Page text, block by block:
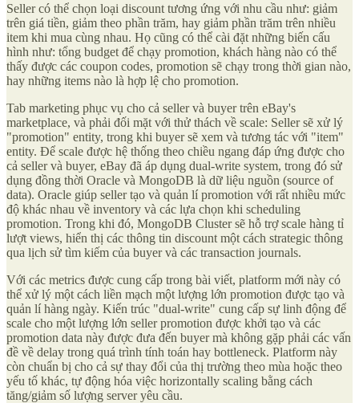
Seller có thể chọn loại discount tương ứng với nhu cầu như: giảm
trên giá tiền, giảm theo phần trăm, hay giảm phần trăm trên nhiều
item khi mua cùng nhau. Họ cũng có thể cài đặt những biến cấu
hình như: tổng budget để chạy promotion, khách hàng nào có thể
thấy được các coupon codes, promotion sẽ chạy trong thời gian nào,
hay những items nào là hợp lệ cho promotion.
Tab marketing phục vụ cho cả seller và buyer trên eBay's
marketplace, và phải đối mặt với thử thách về scale: Seller sẽ xử lý
"promotion" entity, trong khi buyer sẽ xem và tương tác với "item"
entity. Để scale được hệ thống theo chiều ngang đáp ứng được cho
cả seller và buyer, eBay đã áp dụng dual-write system, trong đó sử
dụng đồng thời Oracle và MongoDB là dữ liệu nguồn (source of
data). Oracle giúp seller tạo và quản lí promotion với rất nhiều mức
độ khác nhau về inventory và các lựa chọn khi scheduling
promotion. Trong khi đó, MongoDB Cluster sẽ hỗ trợ scale hàng tỉ
lượt views, hiển thị các thông tin discount một cách strategic thông
qua lịch sử tìm kiếm của buyer và các transaction journals.
Với các metrics được cung cấp trong bài viết, platform mới này có
thể xử lý một cách liền mạch một lượng lớn promotion được tạo và
quản lí hàng ngày. Kiến trúc "dual-write" cung cấp sự linh động để
scale cho một lượng lớn seller promotion được khởi tạo và các
promotion data này được đưa đến buyer mà không gặp phải các vấn
đề về delay trong quá trình tính toán hay bottleneck. Platform này
còn chuẩn bị cho cả sự thay đổi của thị trường theo mùa hoặc theo
yếu tố khác, tự động hóa việc horizontally scaling bằng cách
tăng/giảm số lượng server yêu cầu.